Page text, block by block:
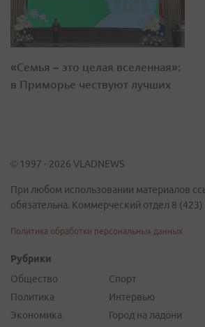
«Семья – это целая вселенная»:
в Приморье чествуют лучших
© 1997 - 2026 VLADNEWS
При любом использовании материалов
обязательна. Коммерческий отдел 8
Политика обработки персональных данных
Рубрики
Общество
Политика
Экономика
Спорт
Интервью
Город на ладони